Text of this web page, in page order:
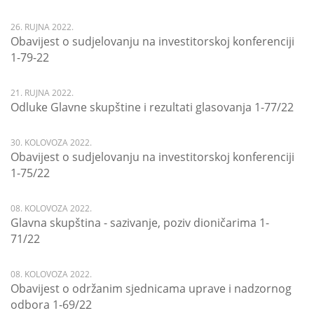
26. RUJNA 2022.
Obavijest o sudjelovanju na investitorskoj konferenciji
1-79-22
21. RUJNA 2022.
Odluke Glavne skupštine i rezultati glasovanja 1-77/22
30. KOLOVOZA 2022.
Obavijest o sudjelovanju na investitorskoj konferenciji
1-75/22
08. KOLOVOZA 2022.
Glavna skupština - sazivanje, poziv dioničarima 1-
71/22
08. KOLOVOZA 2022.
Obavijest o održanim sjednicama uprave i nadzornog
odbora 1-69/22